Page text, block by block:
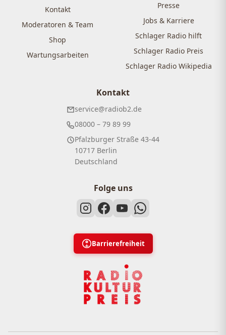
Kontakt
Moderatoren & Team
Shop
Wartungsarbeiten
Presse
Jobs & Karriere
Schlager Radio hilft
Schlager Radio Preis
Schlager Radio Wikipedia
Kontakt
service@radiob2.de
08000 – 79 89 99
Pfalzburger Straße 43-44
10717 Berlin
Deutschland
Folge uns
Barrierefreiheit